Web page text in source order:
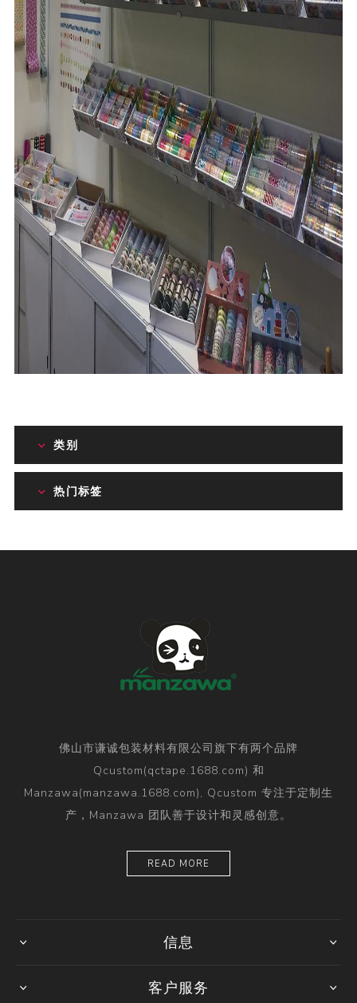
类别
热门标签
佛山市谦诚包装材料有限公司旗下有两个品牌
Qcustom(qctape.1688.com) 和
Manzawa(manzawa.1688.com), Qcustom 专注于定制生
产，Manzawa 团队善于设计和灵感创意。
READ MORE
信息
客户服务